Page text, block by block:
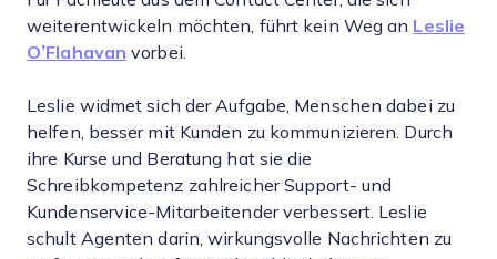
weiterentwickeln möchten, führt kein Weg an Leslie
O’Flahavan vorbei.
Leslie widmet sich der Aufgabe, Menschen dabei zu
helfen, besser mit Kunden zu kommunizieren. Durch
ihre Kurse und Beratung hat sie die
Schreibkompetenz zahlreicher Support- und
Kundenservice-Mitarbeitender verbessert. Leslie
schult Agenten darin, wirkungsvolle Nachrichten zu